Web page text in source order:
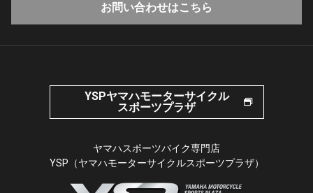
お問い合わせはこちら
YSPヤマハモーターサイクル
スポーツプラザ
ヤマハスポーツバイク専門店
YSP（ヤマハモーターサイクルスポーツプラザ）